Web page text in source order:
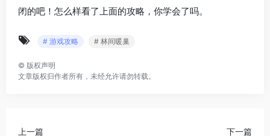
闭的吧！怎么样看了上面的攻略，你学会了吗。
# 游戏攻略 # 林间暖巢
© 版权声明
文章版权归作者所有，未经允许请勿转载。
上一篇 下一篇